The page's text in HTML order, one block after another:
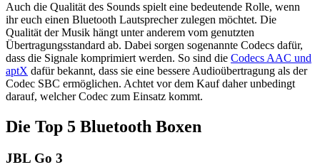
Auch die Qualität des Sounds spielt eine bedeutende Rolle, wenn
ihr euch einen Bluetooth Lautsprecher zulegen möchtet. Die
Qualität der Musik hängt unter anderem vom genutzten
Übertragungsstandard ab. Dabei sorgen sogenannte Codecs dafür,
dass die Signale komprimiert werden. So sind die Codecs AAC und
aptX dafür bekannt, dass sie eine bessere Audioübertragung als der
Codec SBC ermöglichen. Achtet vor dem Kauf daher unbedingt
darauf, welcher Codec zum Einsatz kommt.
Die Top 5 Bluetooth Boxen
JBL Go 3